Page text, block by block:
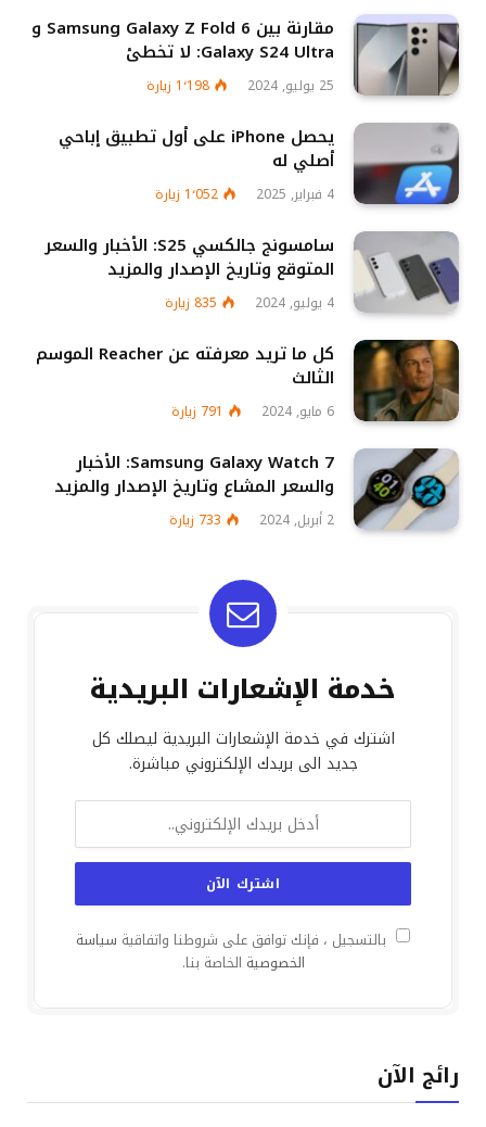
مقارنة بين Samsung Galaxy Z Fold 6 و
Galaxy S24 Ultra: لا تخطئ
25 يوليو, 2024 1٬198 زيارة
يحصل iPhone على أول تطبيق إباحي
أصلي له
4 فبراير, 2025 1٬052 زيارة
سامسونج جالكسي S25: الأخبار والسعر
المتوقع وتاريخ الإصدار والمزيد
4 يوليو, 2024 835 زيارة
كل ما تريد معرفته عن Reacher الموسم
الثالث
6 مايو, 2024 791 زيارة
Samsung Galaxy Watch 7: الأخبار
والسعر المشاع وتاريخ الإصدار والمزيد
2 أبريل, 2024 733 زيارة
خدمة الإشعارات البريدية
اشترك في خدمة الإشعارات البريدية ليصلك كل
جديد الى بريدك الإلكتروني مباشرة.
بالتسجيل ، فإنك توافق على شروطنا واتفاقية سياسة
الخصوصية الخاصة بنا.
رائج الآن